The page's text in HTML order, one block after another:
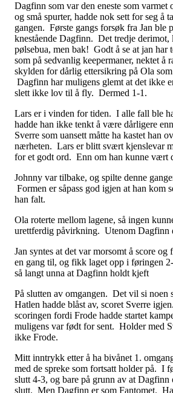
Dagfinn som var den eneste som varmet
og små spurter, hadde nok sett for seg å
gangen. Første gangs forsøk fra Jan ble
knestående Dagfinn. Det tredje
pølsebua, men bak! Godt å se at jan
som på sedvanlig keepermaner, nektet å
skylden for dårlig ettersikring på Ola
Dagfinn har muligens glemt at det ikke
slett ikke lov til å fly. Dermed 1-1.
Lars er i vinden for tiden. I alle fall ble
hadde han ikke tenkt å være dårligere
Sverre som uansett måtte ha kastet han
nærheten. Lars er blitt svært kjenslevar
for et godt ord. Enn om han kunne vært
Johnny var tilbake, og spilte denne
Formen er såpass god igjen at han kom
han falt.
Ola roterte mellom lagene, så ingen
urettferdig påvirkning. Utenom Dagfinn
Jan syntes at det var morsomt å score
en gang til, og fikk laget opp i føringen
så langt unna at Dagfinn holdt kjeft
På slutten av omgangen. Det vil si noen
Hatlen hadde blåst av, scoret Sverre
scoringen fordi Frode hadde startet
muligens var født for sent. Holder med
ikke Frode.
Mitt inntrykk etter å ha bivånet 1.
med de spreke som fortsatt holder på. I
slutt 4-3, og bare på grunn av at Dagfinn
slutt. Men Dagfinn er som Fantomet.